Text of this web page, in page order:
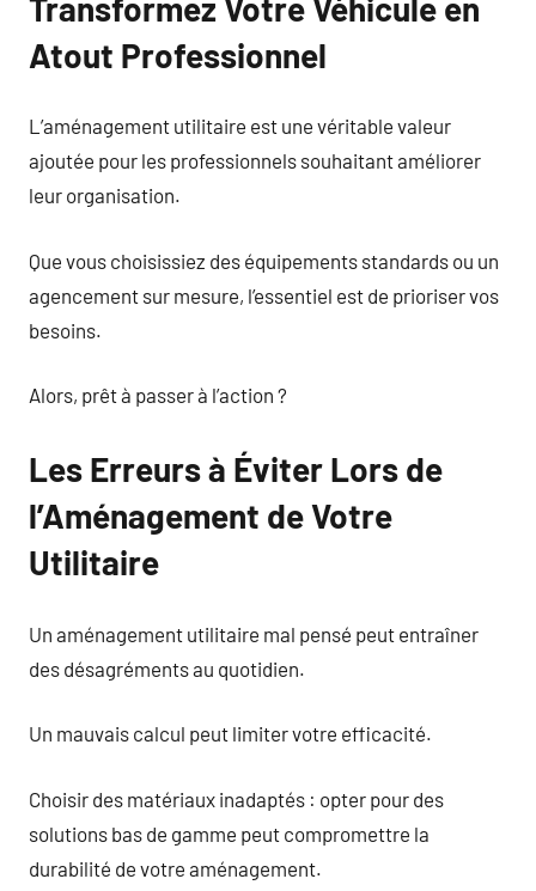
Atout Professionnel
L’aménagement utilitaire est une véritable valeur
ajoutée pour les professionnels souhaitant améliorer
leur organisation.
Que vous choisissiez des équipements standards ou un
agencement sur mesure, l’essentiel est de prioriser vos
besoins.
Alors, prêt à passer à l’action ?
Les Erreurs à Éviter Lors de
l’Aménagement de Votre
Utilitaire
Un aménagement utilitaire mal pensé peut entraîner
des désagréments au quotidien.
Un mauvais calcul peut limiter votre efficacité.
Choisir des matériaux inadaptés : opter pour des
solutions bas de gamme peut compromettre la
durabilité de votre aménagement.